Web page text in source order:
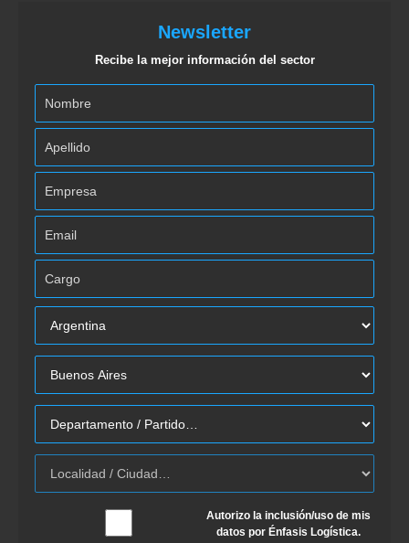
Newsletter
Recibe la mejor información del sector
Autorizo la inclusión/uso de mis
datos por Énfasis Logística.